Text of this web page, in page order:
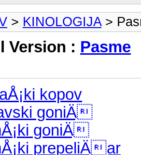
> KINOLOGIJA>
Version : Pasme
kopov
goniÄ
goniÄ
prepeliÄar